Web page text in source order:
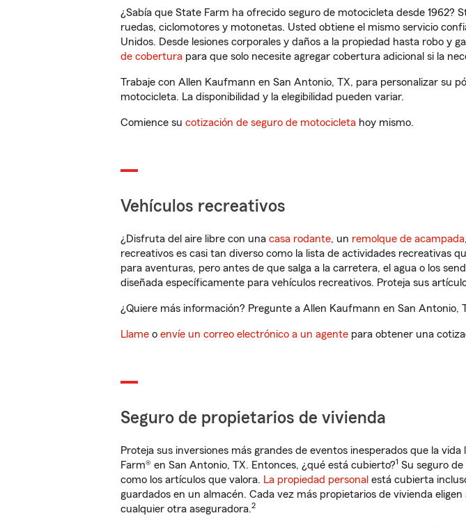
¿Sabía que State Farm ha ofrecido seguro de motocicleta desde
ruedas, ciclomotores y motonetas. Usted obtiene el mismo servicio
Unidos. Desde lesiones corporales y daños a la propiedad hasta robo y
de cobertura para que solo necesite agregar cobertura adicional si la
Trabaje con Allen Kaufmann en San Antonio, TX, para personalizar su
motocicleta. La disponibilidad y la elegibilidad pueden variar.
Comience su cotización de seguro de motocicleta hoy mismo.
Vehículos recreativos
¿Disfruta del aire libre con una casa rodante, un remolque de acampada
recreativos es casi tan diverso como la lista de actividades recreativas
para aventuras, pero antes de que salga a la carretera, el agua o los
diseñada específicamente para vehículos recreativos. Proteja sus
¿Quiere más información? Pregunte a Allen Kaufmann en San
Llame o envíe un correo electrónico a un agente para obtener una
Seguro de propietarios de vivienda
Proteja sus inversiones más grandes de eventos inesperados que la vida
Farm® en San Antonio, TX. Entonces, ¿qué está cubierto?1 Su seguro
como los artículos que valora. La propiedad personal está cubierta
guardados en un almacén. Cada vez más propietarios de vivienda
cualquier otra aseguradora.2